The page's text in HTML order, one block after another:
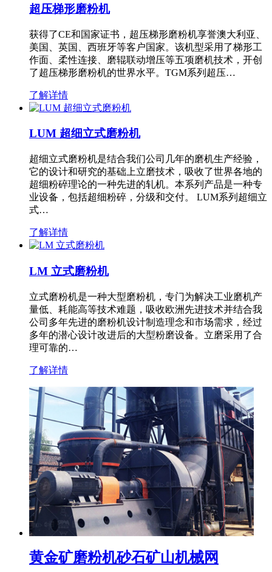
超压梯形磨粉机
获得了CE和国家证书，超压梯形磨粉机享誉澳大利亚、
美国、英国、西班牙等客户国家。该机型采用了梯形工
作面、柔性连接、磨辊联动增压等五项磨机技术，开创
了超压梯形磨粉机的世界水平。TGM系列超压…
了解详情
LUM 超细立式磨粉机
超细立式磨粉机是结合我们公司几年的磨机生产经验，
它的设计和研究的基础上立磨技术，吸收了世界各地的
超细粉碎理论的一种先进的轧机。本系列产品是一种专
业设备，包括超细粉碎，分级和交付。 LUM系列超细立
式…
了解详情
LM 立式磨粉机
立式磨粉机是一种大型磨粉机，专门为解决工业磨机产
量低、耗能高等技术难题，吸收欧洲先进技术并结合我
公司多年先进的磨粉机设计制造理念和市场需求，经过
多年的潜心设计改进后的大型粉磨设备。立磨采用了合
理可靠的…
了解详情
黄金矿磨粉机砂石矿山机械网